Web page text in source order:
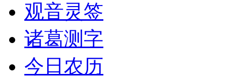
观音灵签
诸葛测字
今日农历